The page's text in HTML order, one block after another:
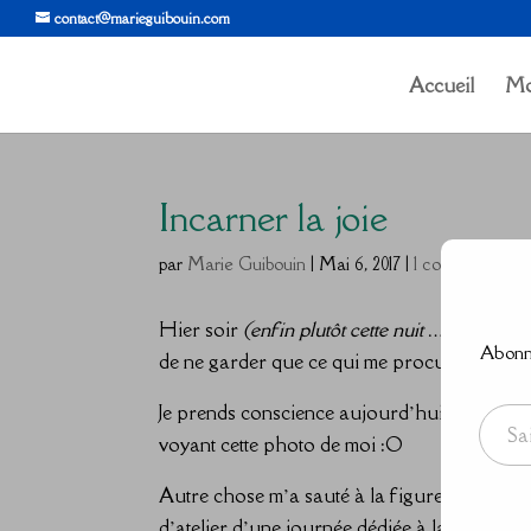
contact@marieguibouin.com
Accueil
Incarner la joie
par Marie Guibouin | Mai 6, 2017 |1 commentaire
Hier soir (enfin plutôt cette nuit …)
de ne garder que ce qui me procurais de la
Je prends conscience aujourd’hui qu’une
voyant cette photo de moi :O
Autre chose m’a sauté à la figure durant
Saisissez votre adresse e-mail…